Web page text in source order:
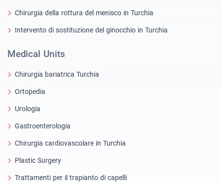
Chirurgia della rottura del menisco in Turchia
Intervento di sostituzione del ginocchio in Turchia
Medical Units
Chirurgia bariatrica Turchia
Ortopedia
Urologia
Gastroenterologia
Chirurgia cardiovascolare in Turchia
Plastic Surgery
Trattamenti per il trapianto di capelli